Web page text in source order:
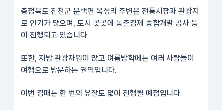
충청북도 진천군 문백면 옥성리 주변은 전통시장과 관광지
로 인기가 많으며, 도시 곳곳에 농촌경제 종합개발 공사 등
이 진행되고 있습니다.
또한, 지방 관광자원이 많고 여름방학에는 여러 사람들이
여행으로 방문하는 권역입니다.
이번 경매는 한 번의 유찰도 없이 진행될 예정입니다.